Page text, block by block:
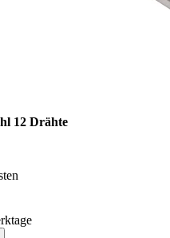
12 Drähte